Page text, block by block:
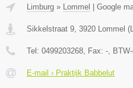
Limburg » Lommel | Google
Sikkelstraat 9 3920 Lommel (
Tel: 0499203268 , Fax: - ,
E-mail › Praktijk Babbelut